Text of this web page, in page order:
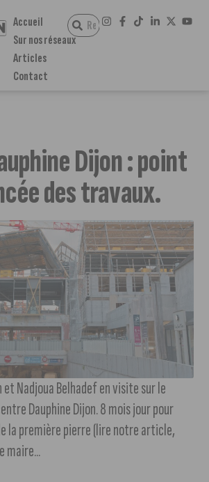
Accueil
Sur nos réseaux
Articles
Contact
Dijon : point
des travaux.
et Nadjoua Belhadef en visite sur le
Dauphine Dijon. 8 mois jour pour
la première pierre (lire notre article,
maire...